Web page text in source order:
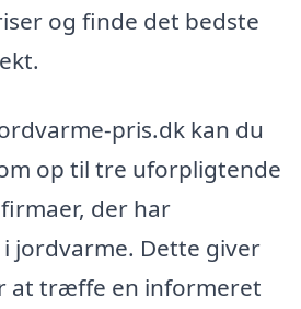
og finde det bedste
pris.dk kan du
op til tre uforpligtende
der har
jordvarme. Dette giver
at træffe en informeret